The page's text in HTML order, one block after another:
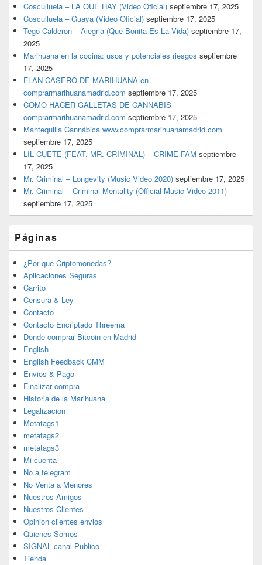
Cosculluela – LA QUE HAY (Video Oficial) septiembre 17, 2025
Cosculluela – Guaya (Video Oficial) septiembre 17, 2025
Tego Calderon – Alegria (Que Bonita Es La Vida) septiembre 17,
2025
Marihuana en la cocina: usos y potenciales riesgos septiembre
17, 2025
FLAN CASERO DE MARIHUANA en
comprarmarihuanamadrid.com septiembre 17, 2025
CÓMO HACER GALLETAS DE CANNABIS
comprarmarihuanamadrid.com septiembre 17, 2025
Mantequilla Cannábica www.comprarmarihuanamadrid.com
septiembre 17, 2025
LIL CUETE (FEAT. MR. CRIMINAL) – CRIME FAM septiembre
17, 2025
Mr. Criminal – Longevity (Music Video 2020) septiembre 17, 2025
Mr. Criminal – Criminal Mentality (Official Music Video 2011)
septiembre 17, 2025
Páginas
¿Por que Criptomonedas?
Aplicaciones Seguras
Carrito
Censura & Ley
Contacto
Contacto Encriptado Threema
Donde comprar Bitcoin en Madrid
English
English Feedback CMM
Envios & Pago
Finalizar compra
Historia de la Marihuana
Legalizacion
Metatags1
metatags2
metatags3
Mi cuenta
No a telegram
No Venta a Menores
Nuestros Amigos
Nuestros Clientes
Opinion clientes envios
Quienes Somos
SIGNAL canal Publico
Tienda